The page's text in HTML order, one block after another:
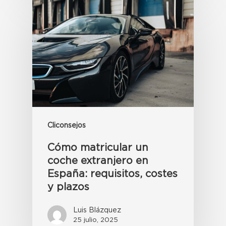
Cliconsejos
Cómo matricular un
coche extranjero en
España: requisitos, costes
y plazos
Luis Blázquez
25 julio, 2025